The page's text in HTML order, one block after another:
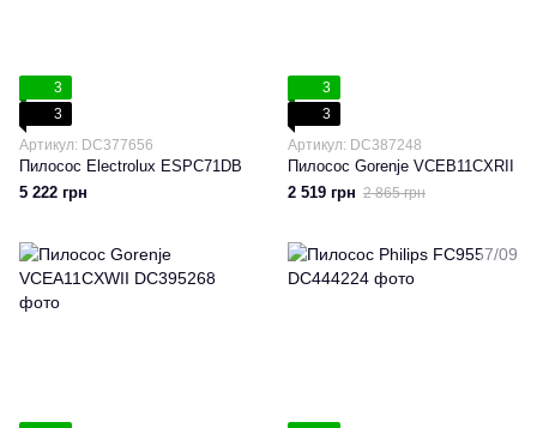
3
3
Артикул: DC377656
Пилосос Electrolux ESPC71DB
5 222 грн
3
3
Артикул: DC387248
Пилосос Gorenje VCEB11CXRII
2 519 грн 2 865 грн